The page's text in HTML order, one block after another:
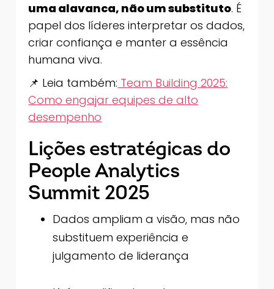
uma alavanca, não um substituto. É
papel dos líderes interpretar os dados,
criar confiança e manter a essência
humana viva.
📌 Leia também: Team Building 2025:
Como engajar equipes de alto
desempenho
Lições estratégicas do
People Analytics
Summit 2025
Dados ampliam a visão, mas não
substituem experiência e
julgamento de liderança